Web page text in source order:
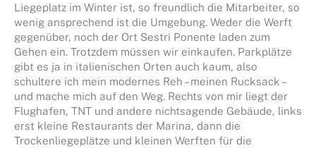
Liegeplatz im Winter ist, so freundlich die Mitarbeiter, so
wenig ansprechend ist die Umgebung. Weder die Werft
gegenüber, noch der Ort Sestri Ponente laden zum
Gehen ein. Trotzdem müssen wir einkaufen. Parkplätze
gibt es ja in italienischen Orten auch kaum, also
schultere ich mein modernes Reh – meinen Rucksack –
und mache mich auf den Weg. Rechts von mir liegt der
Flughafen, TNT und andere nichtsagende Gebäude, links
erst kleine Restaurants der Marina, dann die
Trockenliegeplätze und kleinen Werften für die